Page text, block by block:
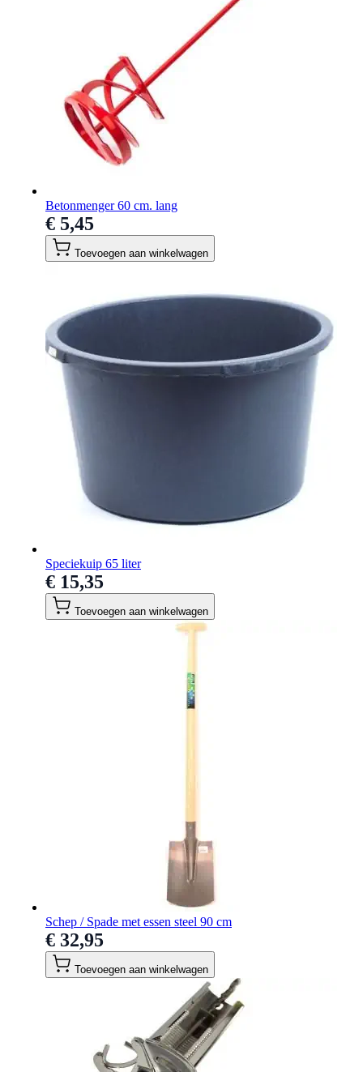
Betonmenger 60 cm. lang
€ 5,45
Toevoegen aan winkelwagen
Speciekuip 65 liter
€ 15,35
Toevoegen aan winkelwagen
Schep / Spade met essen steel 90 cm
€ 32,95
Toevoegen aan winkelwagen